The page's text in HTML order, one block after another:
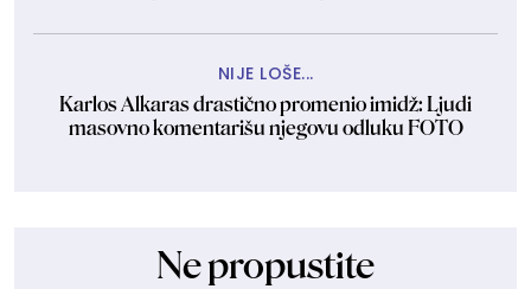
NIJE LOŠE...
Karlos Alkaras drastično promenio imidž: Ljudi
masovno komentarišu njegovu odluku FOTO
Ne propustite